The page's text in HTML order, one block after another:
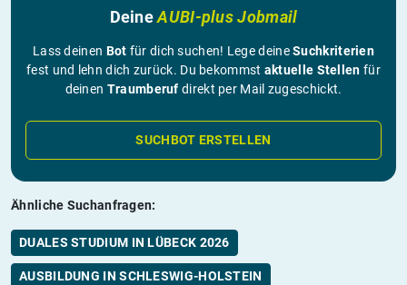
DeineAUBI-plus Jobmail
Lass deinen Bot für dich suchen! Lege deineSuchkriterien
fest und lehn dich zurück. Du bekommst aktuelle Stellen für
deinen Traumberuf direkt per Mail zugeschickt.
SUCHBOT ERSTELLEN
Ähnliche Suchanfragen:
DUALES STUDIUM IN LÜBECK 2026
AUSBILDUNG IN SCHLESWIG-HOLSTEIN